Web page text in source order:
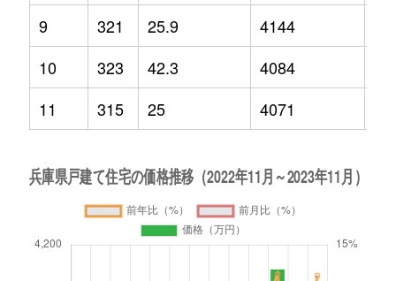
9
321 25.9 4144
10
323 42.3 4084
11
315 25 4071